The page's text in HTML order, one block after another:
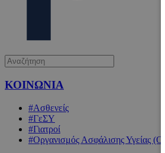
ΚΟΙΝΩΝΙΑ
#Ασθενείς
#ΓεΣΥ
#Γιατροί
#Οργανισμός Ασφάλισης Υγείας